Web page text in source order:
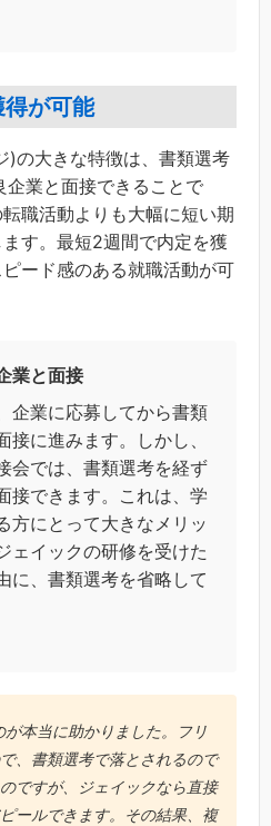
が可能
)の大きな特徴は、書類選考
業と面接できることで
職活動よりも大幅に短い期
す。最短2週間で内定を獲
ード感のある就職活動が可
業と面接
企業に応募してから書類
に進みます。しかし、
会では、書類選考を経ず
接できます。これは、学
方にとって大きなメリッ
ェイックの研修を受けた
に、書類選考を省略して
が本当に助かりました。フリ
、書類選考で落とされるので
ですが、ジェイックなら直接
ールできます。その結果、複